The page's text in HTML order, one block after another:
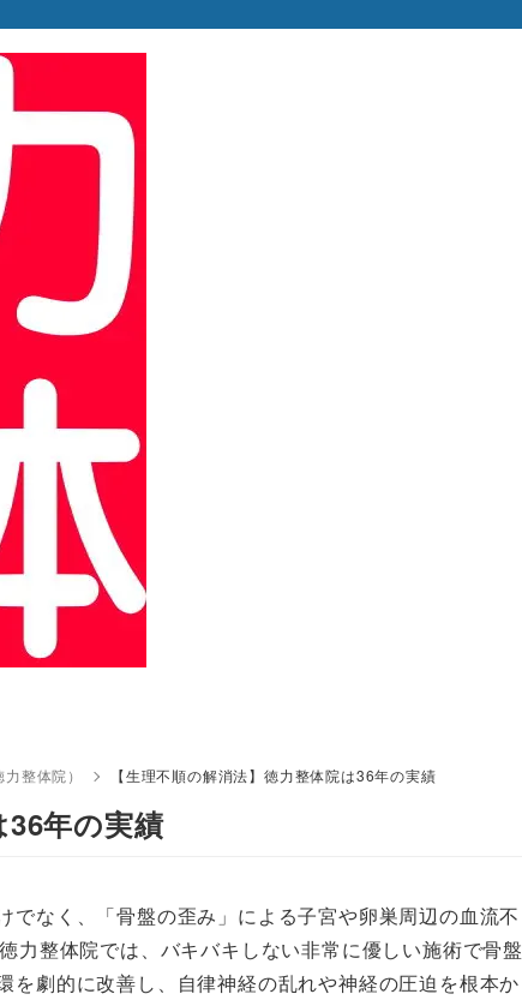
整体院） 【生理不順の解消法】徳力整体院は36年の実績
36年の実績
でなく、「骨盤の歪み」による子宮や卵巣周辺の血流不
力整体院では、バキバキしない非常に優しい施術で骨盤
劇的に改善し、自律神経の乱れや神経の圧迫を根本か